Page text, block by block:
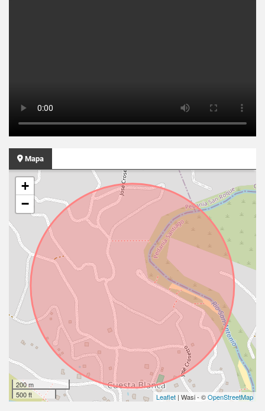
Mapa
+
−
200 m
500 ft
Leaflet | Wasi - ©OpenStreetMap